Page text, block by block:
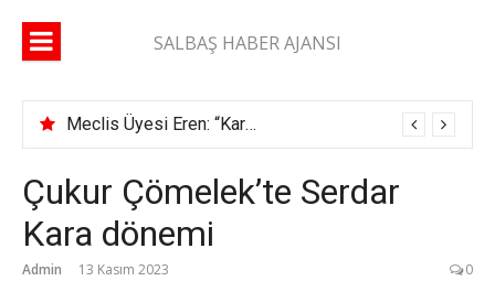
SALBAŞ HABER AJANSI
Meclis Üyesi Eren: “Karaisalı yolunda 2 ay geçti, şerit çizgisi bile çekilmedi”
Çukur Çömelek’te Serdar
Kara dönemi
Admin 13 Kasım 2023 0